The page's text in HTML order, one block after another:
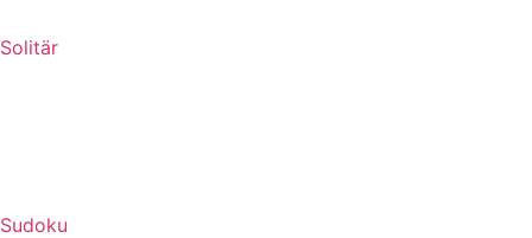
Solitär
Sudoku